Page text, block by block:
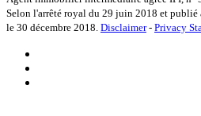
Selon l'arrêté royal du 29 juin 2018 et
le 30 décembre 2018. Disclaimer- Privacy